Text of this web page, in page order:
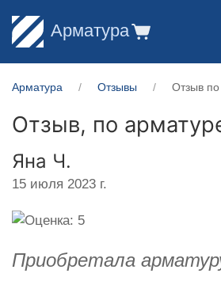
Арматура
Арматура Отзывы Отзыв
Отзыв, по
Яна Ч.
15 июля 2023 г.
Приобретала